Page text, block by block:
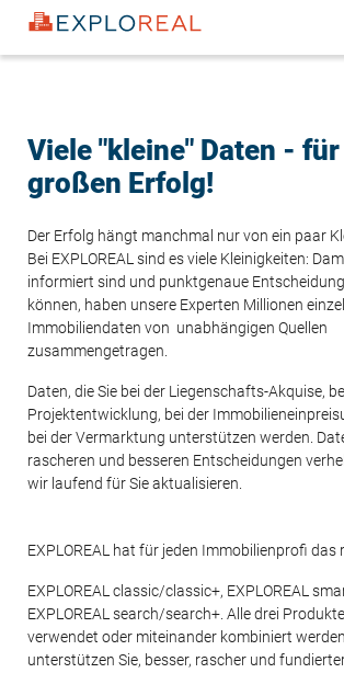
Direkt
zum
Inhalt
Viele "kleine" Daten -
großen Erfolg!
Der Erfolg hängt manchmal nur von ein paar
Bei EXPLOREAL sind es viele Kleinigkeiten:
informiert sind und punktgenaue
können, haben unsere Experten Millionen
Immobiliendaten von unabhängigen Quellen
zusammengetragen.
Daten, die Sie bei der Liegenschafts-Akquise,
Projektentwicklung, bei der
bei der Vermarktung unterstützen werden.
rascheren und besseren Entscheidungen
wir laufend für Sie aktualisieren.
EXPLOREAL hat für jeden Immobilienprofi das
EXPLOREAL classic/classic+, EXPLOREAL
EXPLOREAL search/search+. Alle drei
verwendet oder miteinander kombiniert
unterstützen Sie, besser, rascher und